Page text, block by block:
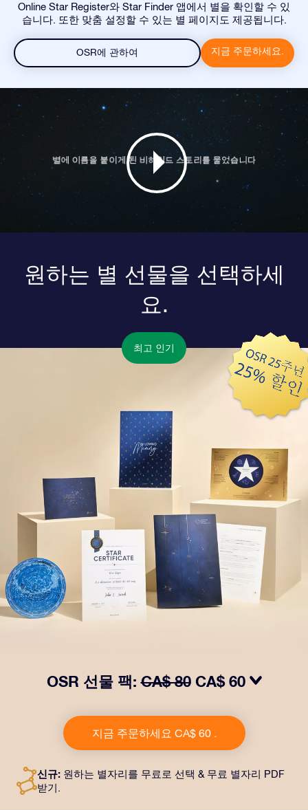
Online Star Register와 Star Finder 앱에서 별을 확인할 수 있
습니다. 또한 맞춤 설정할 수 있는 별 페이지도 제공됩니다.
OSR에 관하여 지금 주문하세요.
원하는 별 선물을 선택하세
요.
최고 인기
OSR 선물 팩:CA$ 80 CA$ 60
투와 퍼스널라이즈 문서가 선택한 주소로 발송되고 디지
털 문서가 제공되며 무료로 OSR 앱을 이용할 수 있습니
다. OSR Gift Pack은 친구나 사랑하는 사람에게 영원히
지금 주문하세요 CA$ 60 .
신규: 원하는 별자리를 무료로 선택 & 무료 별자리 PDF
받기.